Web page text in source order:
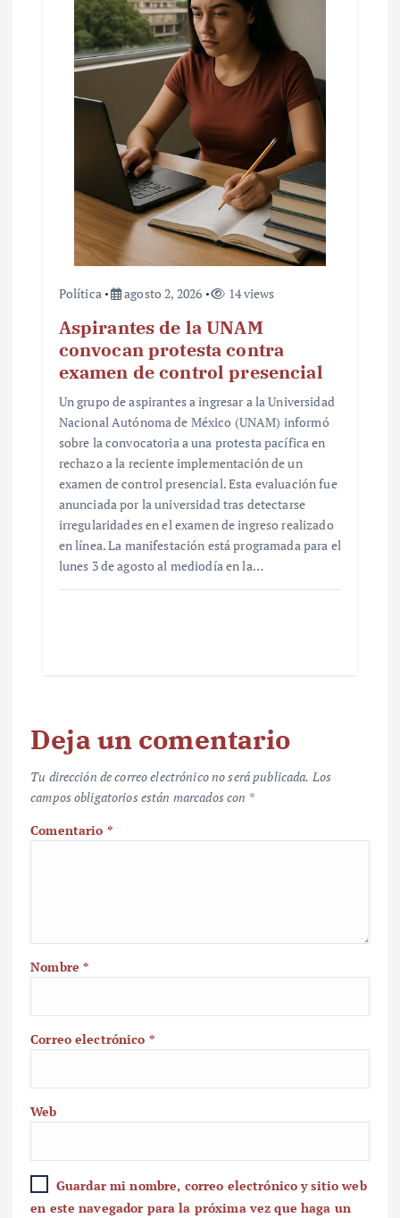
Política agosto 2, 2026 14 views
Aspirantes de la UNAM
convocan protesta contra
examen de control presencial
Un grupo de aspirantes a ingresar a la Universidad
Nacional Autónoma de México (UNAM) informó
sobre la convocatoria a una protesta pacífica en
rechazo a la reciente implementación de un
examen de control presencial. Esta evaluación fue
anunciada por la universidad tras detectarse
irregularidades en el examen de ingreso realizado
en línea. La manifestación está programada para el
lunes 3 de agosto al mediodía en la…
Deja un comentario
Tu dirección de correo electrónico no será publicada. Los
campos obligatorios están marcados con *
Comentario *
Nombre*
Correo electrónico *
Web
Guardar mi nombre, correo electrónico y sitio web
en este navegador para la próxima vez que haga un